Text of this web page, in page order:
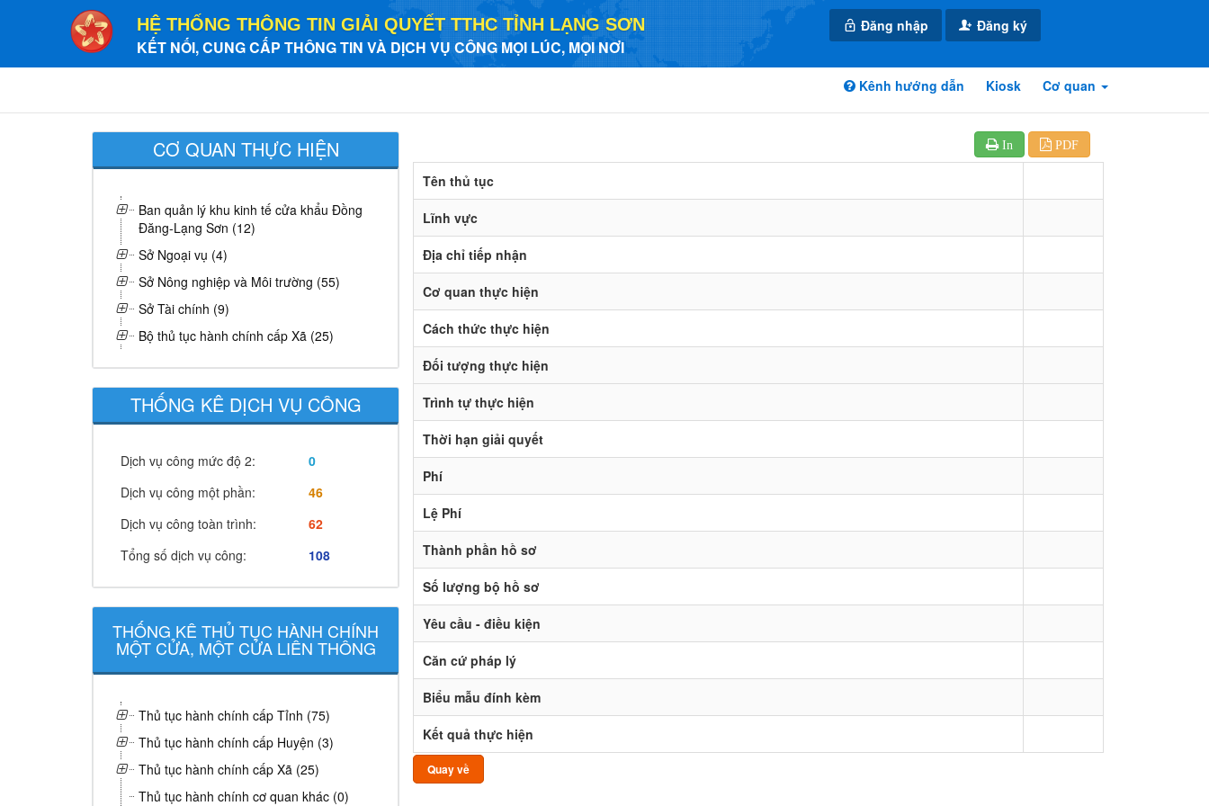
HỆ THỐNG THÔNG TIN GIẢI QUYẾT TTHC TỈNH LẠNG SƠN
KẾT NỐI, CUNG CẤP THÔNG TIN VÀ DỊCH VỤ CÔNG MỌI LÚC, MỌI NƠI
Đăng nhập Đăng ký
Kênh hướng dẫn Kiosk Cơ quan
CƠ QUAN THỰC HIỆN
Ban quản lý khu kinh tế cửa khẩu Đồng
Đăng-Lạng Sơn (12)
Sở Ngoại vụ (4)
Sở Nông nghiệp và Môi trường (55)
Sở Tài chính (9)
Bộ thủ tục hành chính cấp Xã (25)
THỐNG KÊ DỊCH VỤ CÔNG
Dịch vụ công mức độ 2:
0
Dịch vụ công một phần:
46
Dịch vụ công toàn trình:
62
Tổng số dịch vụ công:
108
THỐNG KÊ THỦ TỤC HÀNH CHÍNH
MỘT CỬA, MỘT CỬA LIÊN THÔNG
Thủ tục hành chính cấp Tỉnh (75)
Thủ tục hành chính cấp Huyện (3)
Thủ tục hành chính cấp Xã (25)
Thủ tục hành chính cơ quan khác (0)
In PDF
Tên thủ tục
Lĩnh vực
Địa chỉ tiếp nhận
Cơ quan thực hiện
Cách thức thực hiện
Đối tượng thực hiện
Trình tự thực hiện
Thời hạn giải quyết
Phí
Lệ Phí
Thành phần hồ sơ
Số lượng bộ hồ sơ
Yêu cầu - điều kiện
Căn cứ pháp lý
Biểu mẫu đính kèm
Kết quả thực hiện
Quay về